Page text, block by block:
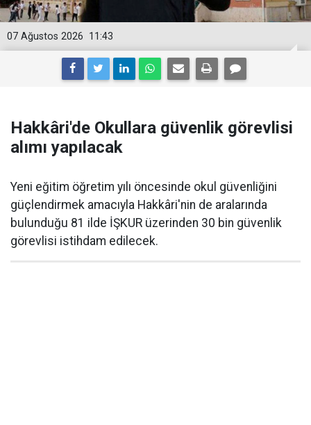
11:43
07 Ağustos 2026
Hakkâri'de Okullara güvenlik görevlisi
alımı yapılacak
Yeni eğitim öğretim yılı öncesinde okul güvenliğini
güçlendirmek amacıyla Hakkâri'nin de aralarında
bulunduğu 81 ilde İŞKUR üzerinden 30 bin güvenlik
görevlisi istihdam edilecek.